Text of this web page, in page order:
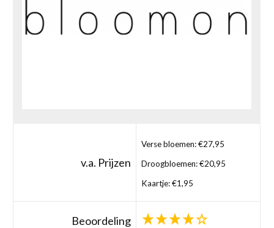
v.a. Prijzen
Verse bloemen: €27,95
Droogbloemen: €20,95
Kaartje: €1,95
Beoordeling